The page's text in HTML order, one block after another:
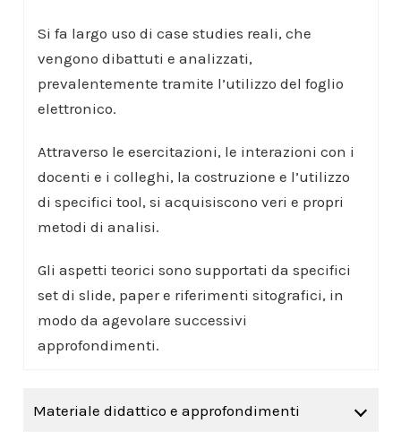
Si fa largo uso di case studies reali, che
vengono dibattuti e analizzati,
prevalentemente tramite l’utilizzo del foglio
elettronico.
Attraverso le esercitazioni, le interazioni con i
docenti e i colleghi, la costruzione e l’utilizzo
di specifici tool, si acquisiscono veri e propri
metodi di analisi.
Gli aspetti teorici sono supportati da specifici
set di slide, paper e riferimenti sitografici, in
modo da agevolare successivi
approfondimenti.
Materiale didattico e approfondimenti